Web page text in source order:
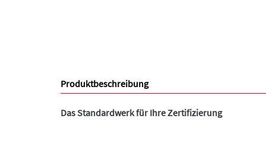
Produktbeschreibung
Das Standardwerk für Ihre Zertifizierung